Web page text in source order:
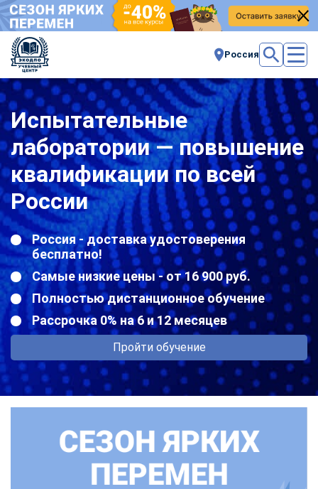
Россия
Испытательные
лаборатории — повышение
квалификации по всей
России
Россия - доставка удостоверения
бесплатно!
Самые низкие цены - от 16 900 руб.
Полностью дистанционное обучение
Рассрочка 0% на 6 и 12 месяцев
Пройти обучение